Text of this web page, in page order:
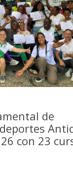
de
con 23